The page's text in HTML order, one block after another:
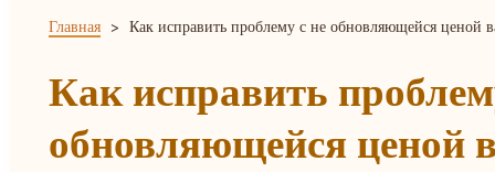
Главная > Как исправить проблему с не обновляющейся ценой
Как исправить
обновляющейся ценой